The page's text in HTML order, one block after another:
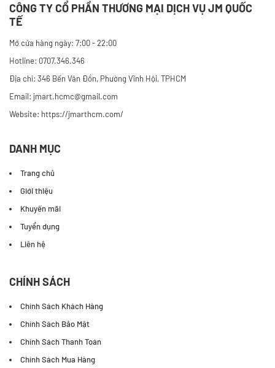
CÔNG TY CỔ PHẦN THƯƠNG MẠI DỊCH VỤ JM QUỐC
TẾ
Mở cửa hàng ngày: 7:00 - 22:00
Hotline: 0707.346.346
Địa chỉ: 346 Bến Vân Đồn, Phường Vĩnh Hội, TPHCM
Email: jmart.hcmc@gmail.com
Website: https://jmarthcm.com/
DANH MỤC
Trang chủ
Giới thiệu
Khuyến mãi
Tuyển dụng
Liên hệ
CHÍNH SÁCH
Chính Sách Khách Hàng
Chính Sách Bảo Mật
Chính Sách Thanh Toán
Chính Sách Mua Hàng